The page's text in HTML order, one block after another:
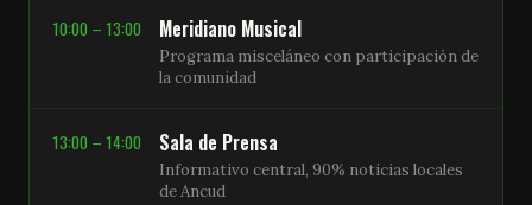
10:00 – 13:00 Meridiano Musical
Programa misceláneo con participación de
la comunidad
13:00 – 14:00 Sala de Prensa
Informativo central, 90% noticias locales
de Ancud